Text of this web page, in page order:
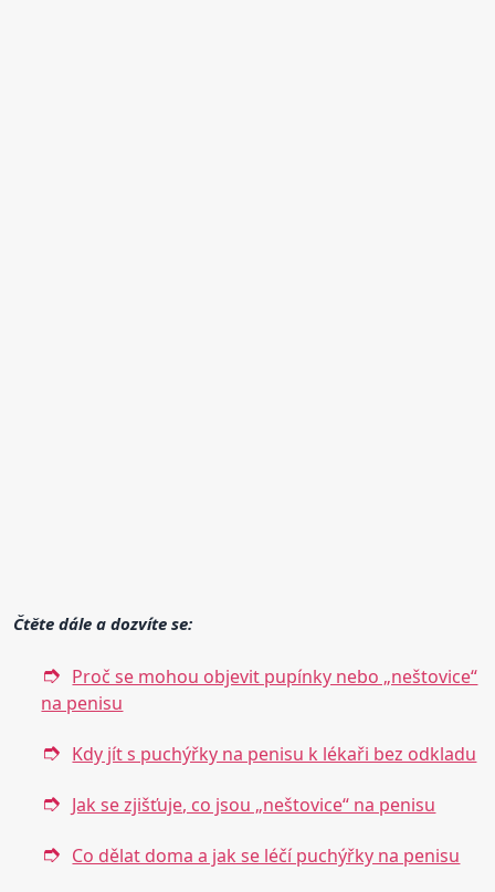
Čtěte dále a dozvíte se:
Proč se mohou objevit pupínky nebo „neštovice“
na penisu
Kdy jít s puchýřky na penisu k lékaři bez odkladu
Jak se zjišťuje, co jsou „neštovice“ na penisu
Co dělat doma a jak se léčí puchýřky na penisu